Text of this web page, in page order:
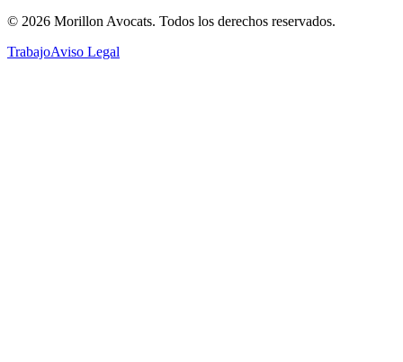
© 2026 Morillon Avocats. Todos los derechos reservados.
TrabajoAviso Legal